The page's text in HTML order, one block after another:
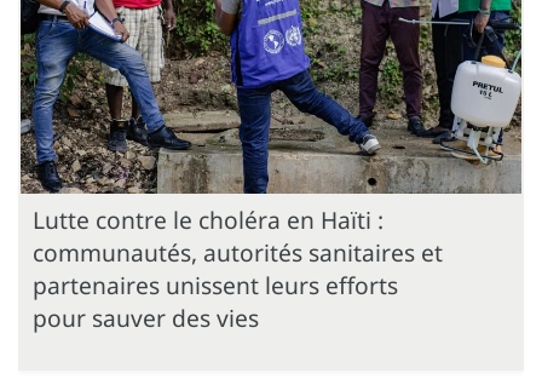
Lutte contre le choléra en Haïti :
communautés, autorités sanitaires et
partenaires unissent leurs efforts
pour sauver des vies